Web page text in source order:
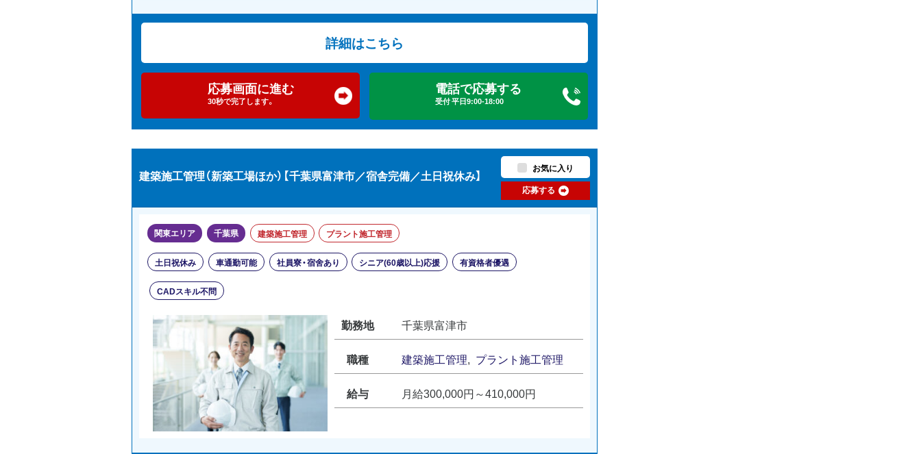
詳細はこちら
応募画面に進む
30秒で完了します。
電話で応募する
受付 平日9:00-18:00
建築施工管理（新築工場ほか）【千葉県富津市／宿舎完備／土日祝休み】
お気に入り
応募する
関東エリア 千葉県 建築施工管理 プラント施工管理
土日祝休み 車通勤可能 社員寮・宿舍あり シニア(60歳以上)応援 有資格者優遇
CADスキル不問
勤務地 千葉県富津市
職種 建築施工管理, プラント施工管理
給与 月給300,000円～410,000円